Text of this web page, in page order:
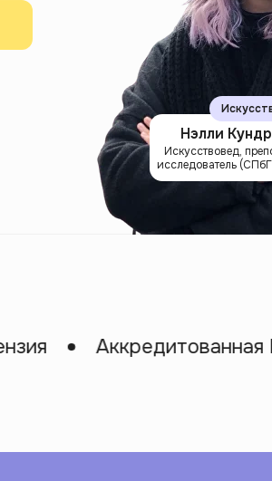
Нэлли
Искусствовед,
исследователь
Аккредитованная IT